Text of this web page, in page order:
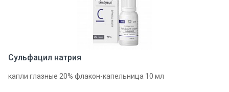
Сульфацил натрия
капли глазные 20% флакон-капельница 10 мл